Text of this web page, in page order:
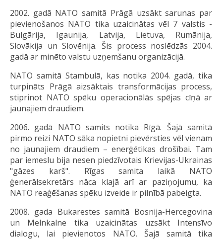
2002. gadā NATO samitā Prāgā uzsākt sarunas par
pievienošanos NATO tika uzaicinātas vēl 7 valstis -
Bulgārija, Igaunija, Latvija, Lietuva, Rumānija,
Slovākija un Slovēnija. Šis process noslēdzās 2004.
gadā ar minēto valstu uzņemšanu organizācijā.
NATO samitā Stambulā, kas notika 2004. gadā, tika
turpināts Prāgā aizsāktais transformācijas process,
stiprinot NATO spēku operacionālās spējas cīņā ar
jaunajiem draudiem.
2006. gadā NATO samits notika Rīgā. Šajā samitā
pirmo reizi NATO sāka nopietni pievērsties vēl vienam
no jaunajiem draudiem – enerģētikas drošībai. Tam
par iemeslu bija nesen piedzīvotais Krievijas-Ukrainas
"gāzes karš". Rīgas samita laikā NATO
ģenerālsekretārs nāca klajā arī ar paziņojumu, ka
NATO reaģēšanas spēku izveide ir pilnībā pabeigta.
2008. gada Bukarestes samitā Bosnija-Hercegovina
un Melnkalne tika uzaicinātas uzsākt Intensīvo
dialogu, lai pievienotos NATO. Šajā samitā tika